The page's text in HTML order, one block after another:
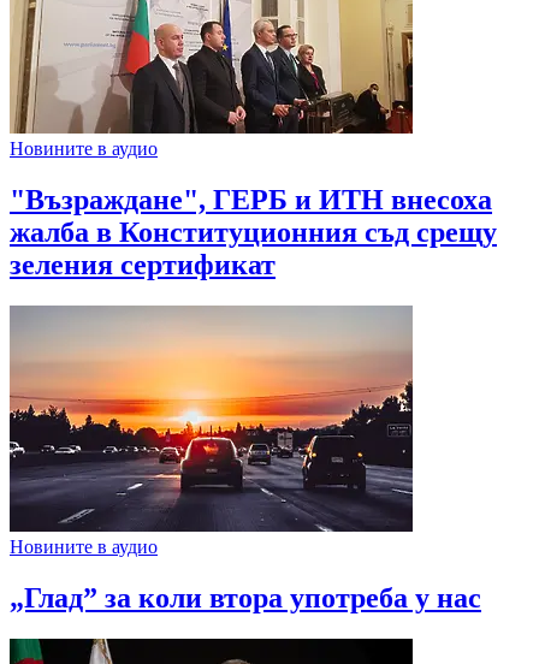
Новините в аудио
"Възраждане", ГЕРБ и ИТН внесоха
жалба в Конституционния съд срещу
зеления сертификат
Новините в аудио
„Глад” за коли втора употреба у нас